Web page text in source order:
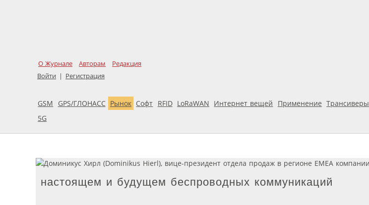
О Журнале Авторам
Редакция
Войти | Регистрация
GSM GPS/ГЛОНАСС Рынок Софт RFID LoRaWAN Интернет вещей Применение Трансиверы
5G
настоящем и будущем беспроводных коммуникаций